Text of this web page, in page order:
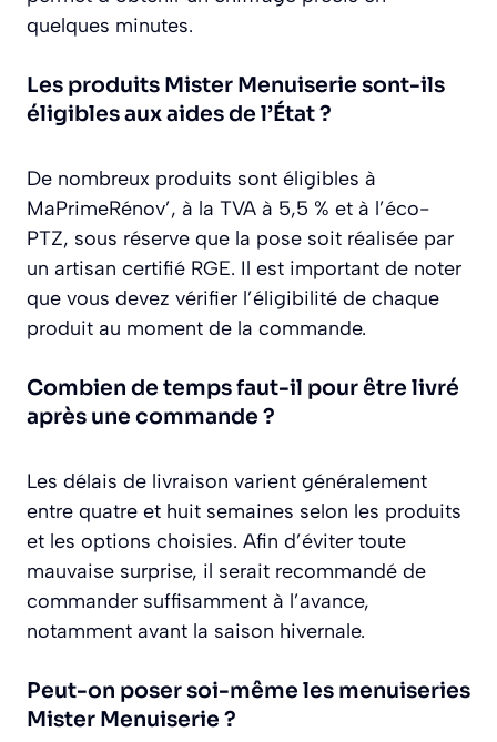
quelques minutes.
Les produits Mister Menuiserie sont-ils
éligibles aux aides de l’État ?
De nombreux produits sont éligibles à
MaPrimeRénov’, à la TVA à 5,5 % et à l’éco-
PTZ, sous réserve que la pose soit réalisée par
un artisan certifié RGE. Il est important de noter
que vous devez vérifier l’éligibilité de chaque
produit au moment de la commande.
Combien de temps faut-il pour être livré
après une commande ?
Les délais de livraison varient généralement
entre quatre et huit semaines selon les produits
et les options choisies. Afin d’éviter toute
mauvaise surprise, il serait recommandé de
commander suffisamment à l’avance,
notamment avant la saison hivernale.
Peut-on poser soi-même les menuiseries
Mister Menuiserie ?